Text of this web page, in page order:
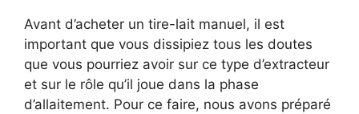
Avant d’acheter un tire-lait manuel, il est
important que vous dissipiez tous les doutes
que vous pourriez avoir sur ce type d’extracteur
et sur le rôle qu’il joue dans la phase
d’allaitement. Pour ce faire, nous avons préparé